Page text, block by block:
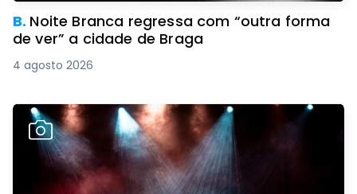
B. Noite Branca regressa com “outra forma
de ver” a cidade de Braga
4 agosto 2026